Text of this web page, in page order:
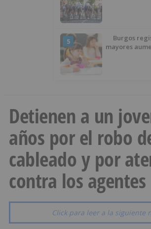
5
Burgos
mayores
Detienen a un
años por el robo
cableado y por
contra los agentes
Click para leer a la siguiente